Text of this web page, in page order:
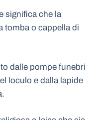
significa che la
tomba o cappella di
dalle pompe funebri
loculo e dalla lapide